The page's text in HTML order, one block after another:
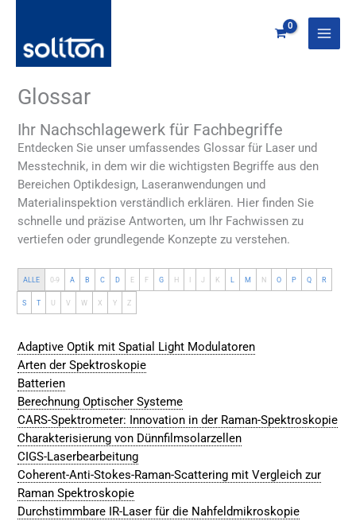
springen
Glossar
Ihr Nachschlagewerk für Fachbegriffe
Entdecken Sie unser umfassendes Glossar für Laser und
Messtechnik, in dem wir die wichtigsten Begriffe aus den
Bereichen Optikdesign, Laseranwendungen und
Materialinspektion verständlich erklären. Hier finden Sie
schnelle und präzise Antworten, um Ihr Fachwissen zu
vertiefen oder grundlegende Konzepte zu verstehen.
ALLE 0-9 A B C D E F G H I J K L M N O P Q R
S T U V W X Y Z
Adaptive Optik mit Spatial Light Modulatoren
Arten der Spektroskopie
Batterien
Berechnung Optischer Systeme
CARS-Spektrometer: Innovation in der Raman-Spektroskopie
Charakterisierung von Dünnfilmsolarzellen
CIGS-Laserbearbeitung
Coherent-Anti-Stokes-Raman-Scattering mit Vergleich zur
Raman Spektroskopie
Durchstimmbare IR-Laser für die Nahfeldmikroskopie